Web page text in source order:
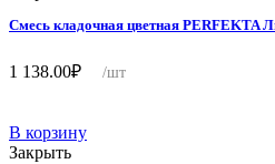
Смесь кладочная цветная PERFEKTA
1 138.00₽ /шт
В корзину
Закрыть